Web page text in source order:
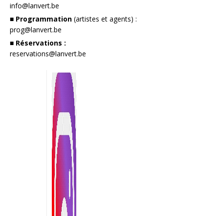
info@lanvert.be
■ Programmation (artistes et agents) :
prog@lanvert.be
■ Réservations :
reservations@lanvert.be